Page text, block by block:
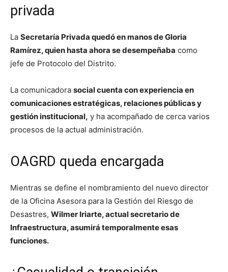
privada
La Secretaría Privada quedó en manos de Gloria
Ramírez, quien hasta ahora se desempeñaba como
jefe de Protocolo del Distrito.
La comunicadora social cuenta con experiencia en
comunicaciones estratégicas, relaciones públicas y
gestión institucional, y ha acompañado de cerca varios
procesos de la actual administración.
OAGRD queda encargada
Mientras se define el nombramiento del nuevo director
de la Oficina Asesora para la Gestión del Riesgo de
Desastres, Wilmer Iriarte, actual secretario de
Infraestructura, asumirá temporalmente esas
funciones.